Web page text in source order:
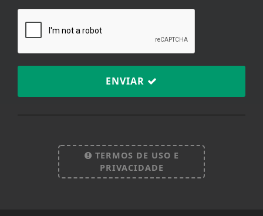
ENVIAR
TERMOS DE USO E
PRIVACIDADE
entendemos que você concorda com nossos Termos
de Uso e Privacidade.
PARA MAIS INFORMAÇÕES,ACESSE NOSSOS TERMOS